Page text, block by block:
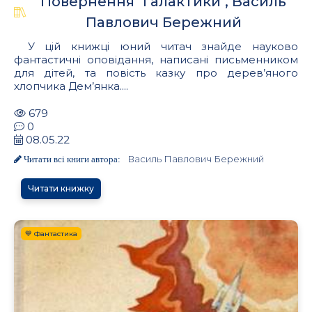
Павлович Бережний
У цій книжці юний читач знайде науково
фантастичні оповідання, написані письменником
для дітей, та повість казку про дерев’яного
хлопчика Дем’янка....
679
0
08.05.22
Читати всі книги автора: Василь Павлович Бережний
Читати книжку
💙 Фантастика